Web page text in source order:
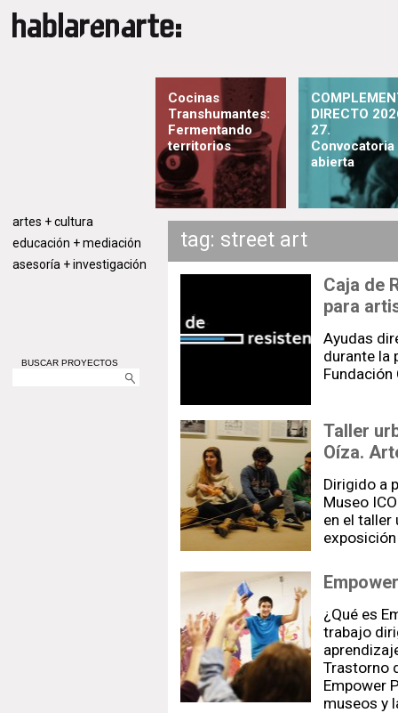
artes + cultura
educación + mediación
asesoría + investigación
BUSCAR PROYECTOS
Cocinas
Transhumantes:
Fermentando
territorios
DIRECTO
27.
Convocatoria
abierta
tag: street art
Caja de
para
Ayudas
durante la
Taller
Oíza.
Dirigido a
Museo
en el taller
¿Qué es
trabajo
Trastorno
Empower
museos y